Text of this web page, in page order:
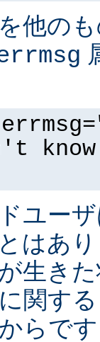
他の
ユー
はあ
生き
関す
らで